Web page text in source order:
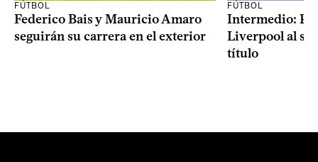
FÚTBOL
Federico Bais y Mauricio Amaro
seguirán su carrera en el exterior
FÚTBOL
Intermedio:
Liverpool al
título